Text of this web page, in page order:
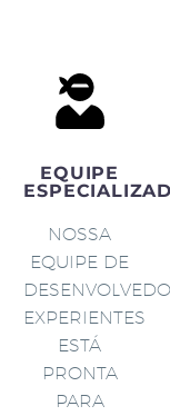
EQUIPE
NOSSA
EQUIPE DE
EXPERIENTES
ESTÁ
PRONTA
PARA